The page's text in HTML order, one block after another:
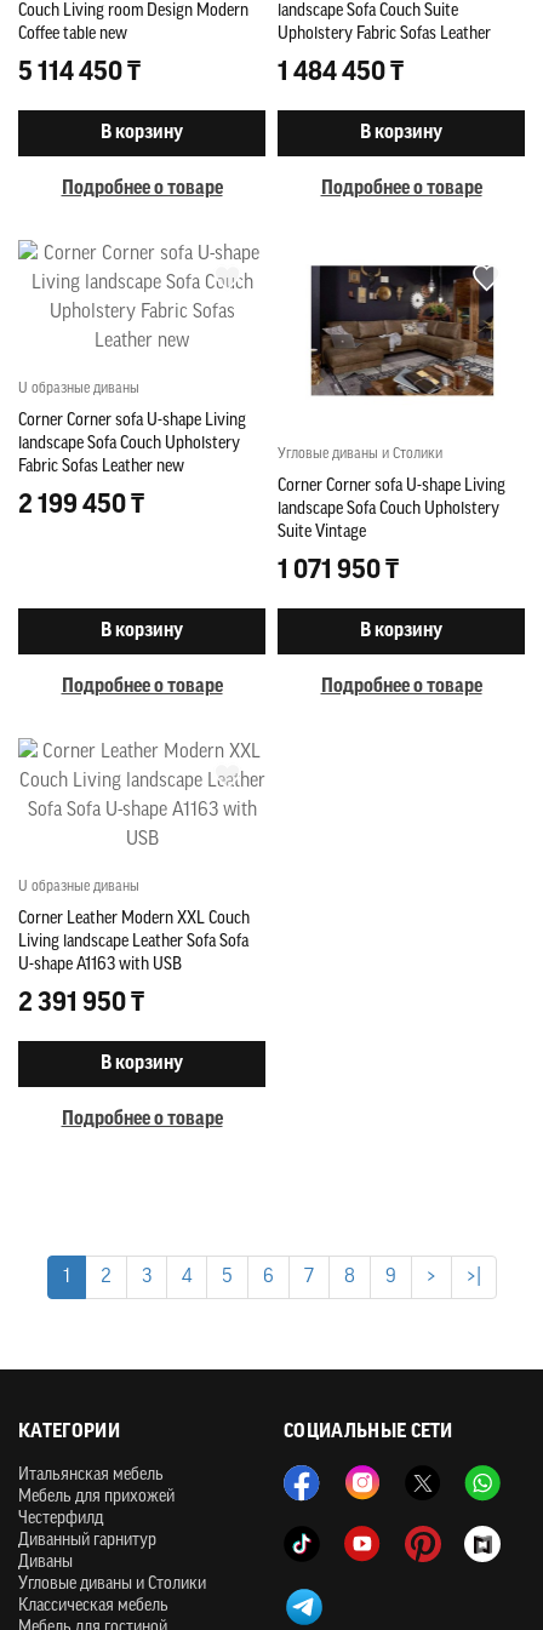
Couch Living room Design Modern
Coffee table new
5 114 450 ₸
В корзину
Подробнее о товаре
landscape Sofa Couch Suite
Upholstery Fabric Sofas Leather
1 484 450 ₸
В корзину
Подробнее о товаре
U образные диваны
Corner Corner sofa U-shape Living
landscape Sofa Couch Upholstery
Fabric Sofas Leather new
2 199 450 ₸
В корзину
Подробнее о товаре
Угловые диваны и Столики
Corner Corner sofa U-shape Living
landscape Sofa Couch Upholstery
Suite Vintage
1 071 950 ₸
В корзину
Подробнее о товаре
U образные диваны
Corner Leather Modern XXL Couch
Living landscape Leather Sofa Sofa
U-shape A1163 with USB
2 391 950 ₸
В корзину
Подробнее о товаре
1 2 3 4 5 6 7 8 9 > >|
СОЦИАЛЬНЫЕ СЕТИ
КАТЕГОРИИ
Итальянская мебель
Мебель для прихожей
Честерфилд
Диванный гарнитур
Диваны
Угловые диваны и Столики
Классическая мебель